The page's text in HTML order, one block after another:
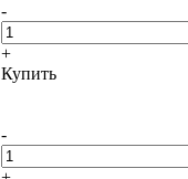
-
+
Купить
-